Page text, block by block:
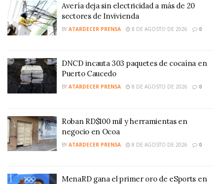
Avería deja sin electricidad a más de 20
sectores de Invivienda
BY ATARDECER PRENSA 8 DE AGOSTO DE 2026 0
DNCD incauta 303 paquetes de cocaína en
Puerto Caucedo
BY ATARDECER PRENSA 8 DE AGOSTO DE 2026 0
Roban RD$100 mil y herramientas en
negocio en Ocoa
BY ATARDECER PRENSA 8 DE AGOSTO DE 2026 0
MenaRD gana el primer oro de eSports en